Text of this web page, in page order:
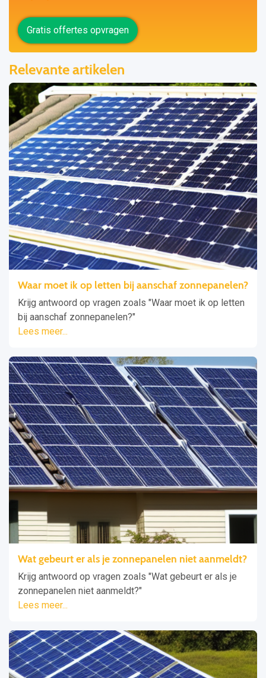
Gratis offertes opvragen
Relevante artikelen
Waar moet ik op letten bij aanschaf zonnepanelen?
Krijg antwoord op vragen zoals "Waar moet ik op letten
bij aanschaf zonnepanelen?"
Lees meer...
Wat gebeurt er als je zonnepanelen niet aanmeldt?
Krijg antwoord op vragen zoals "Wat gebeurt er als je
zonnepanelen niet aanmeldt?"
Lees meer...